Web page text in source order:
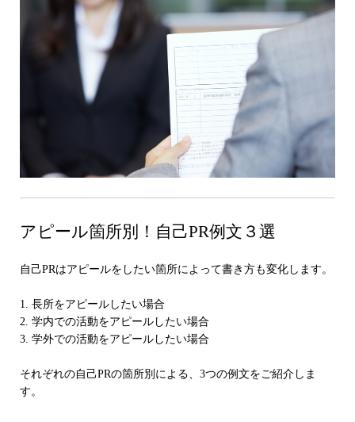
アピール箇所別！自己PR例文３選
自己PRはアピールをしたい箇所によって書き方も変化します。
1. 長所をアピールしたい場合
2. 学内での活動をアピールしたい場合
3. 学外での活動をアピールしたい場合
それぞれの自己PRの箇所別による、3つの例文をご紹介しま
す。